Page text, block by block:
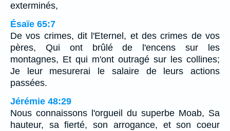
exterminés,
Ésaïe 65:7
De vos crimes, dit l'Eternel, et des crimes de vos
pères, Qui ont brûlé de l'encens sur les
montagnes, Et qui m'ont outragé sur les collines;
Je leur mesurerai le salaire de leurs actions
passées.
Jérémie 48:29
Nous connaissons l'orgueil du superbe Moab, Sa
hauteur, sa fierté, son arrogance, et son coeur